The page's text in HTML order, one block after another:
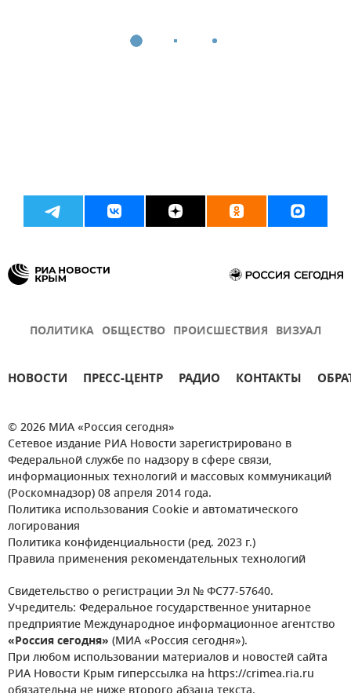
ПОЛИТИКА ОБЩЕСТВО ПРОИСШЕСТВИЯ ВИЗУАЛ
НОВОСТИ ПРЕСС-ЦЕНТР РАДИО КОНТАКТЫ
© 2026 МИА «Россия сегодня»
Сетевое издание РИА Новости зарегистрировано в
Федеральной службе по надзору в сфере связи,
информационных технологий и массовых коммуникаций
(Роскомнадзор) 08 апреля 2014 года.
Политика использования Cookie и автоматического
логирования
Политика конфиденциальности (ред. 2023 г.)
Правила применения рекомендательных технологий
Свидетельство о регистрации Эл № ФС77-57640.
Учредитель: Федеральное государственное унитарное
предприятие Международное информационное агентство
«Россия сегодня» (МИА «Россия сегодня»).
При любом использовании материалов и новостей сайта
РИА Новости Крым гиперссылка на https://crimea.ria.ru